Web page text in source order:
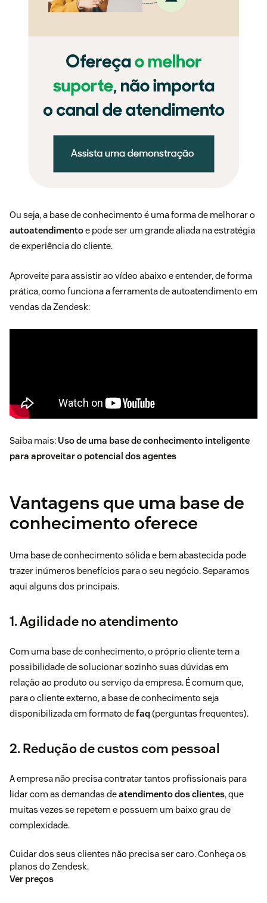
Ou seja, a base de conhecimento é uma forma de melhorar o
autoatendimentoe pode ser um grande aliada na estratégia
de experiência do cliente.
Aproveite para assistir ao vídeo abaixo e entender, de forma
prática, como funciona a ferramenta de autoatendimento em
vendas da Zendesk:
Saiba mais: Uso de uma base de conhecimento inteligente
para aproveitar o potencial dos agentes
Vantagens que uma base de
conhecimento oferece
Uma base de conhecimento sólida e bem abastecida pode
trazer inúmeros benefícios para o seu negócio. Separamos
aqui alguns dos principais.
1. Agilidade no atendimento
Com uma base de conhecimento, o próprio cliente tem a
possibilidade de solucionar sozinho suas dúvidas em
relação ao produto ou serviço da empresa. É comum que,
para o cliente externo, a base de conhecimento seja
disponibilizada em formato defaq(perguntas frequentes).
2. Redução de custos com pessoal
A empresa não precisa contratar tantos profissionais para
lidar com as demandas deatendimento dos clientes, que
muitas vezes se repetem e possuem um baixo grau de
complexidade.
Cuidar dos seus clientes não precisa ser caro. Conheça os
planos do Zendesk.
Ver preços